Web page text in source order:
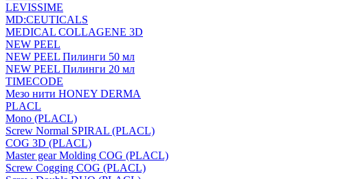
LEVISSIME
MD:CEUTICALS
MEDICAL COLLAGENE 3D
NEW PEEL
NEW PEEL Пилинги 50 мл
NEW PEEL Пилинги 20 мл
TIMECODE
Мезо нити HONEY DERMA
PLACL
Mono (PLACL)
Screw Normal SPIRAL (PLACL)
COG 3D (PLACL)
Master gear Molding COG (PLACL)
Screw Cogging COG (PLACL)